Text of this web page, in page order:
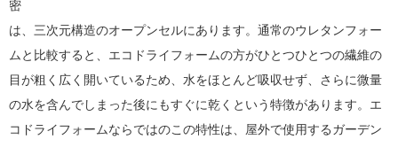
密
は、三次元構造のオープンセルにあります。通常のウレタンフォー
ムと比較すると、エコドライフォームの方がひとつひとつの繊維の
目が粗く広く開いているため、水をほとんど吸収せず、さらに微量
の水を含んでしまった後にもすぐに乾くという特徴があります。エ
コドライフォームならではのこの特性は、屋外で使用するガーデン